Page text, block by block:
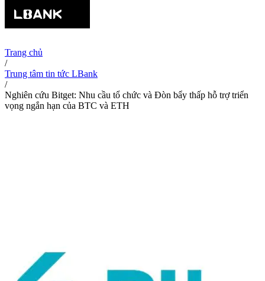
Trang chủ
/
Trung tâm tin tức LBank
/
Nghiên cứu Bitget: Nhu cầu tổ chức và Đòn bẩy thấp hỗ trợ triển
vọng ngắn hạn của BTC và ETH